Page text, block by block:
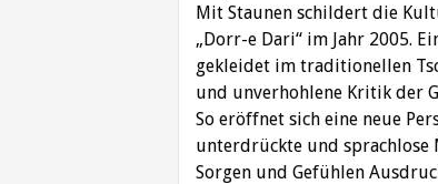
Mit Staunen schildert die
„Dorr-e Dari“ im Jahr 2005.
gekleidet im traditionellen
und unverhohlene Kritik der
So eröffnet sich eine neue
unterdrückte und sprachlose
Sorgen und Gefühlen